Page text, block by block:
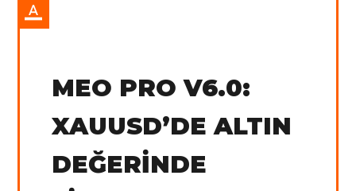
MEO PRO V6.0:
XAUUSD’DE ALTIN
DEĞERINDE